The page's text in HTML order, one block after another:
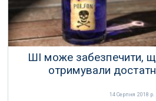
ШІ може забезпечити,
отримували
14 Серпня 2018 р.